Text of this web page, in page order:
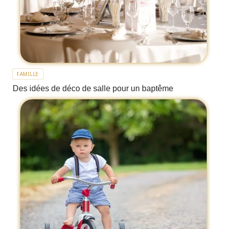
FAMILLE
Des idées de déco de salle pour un baptême